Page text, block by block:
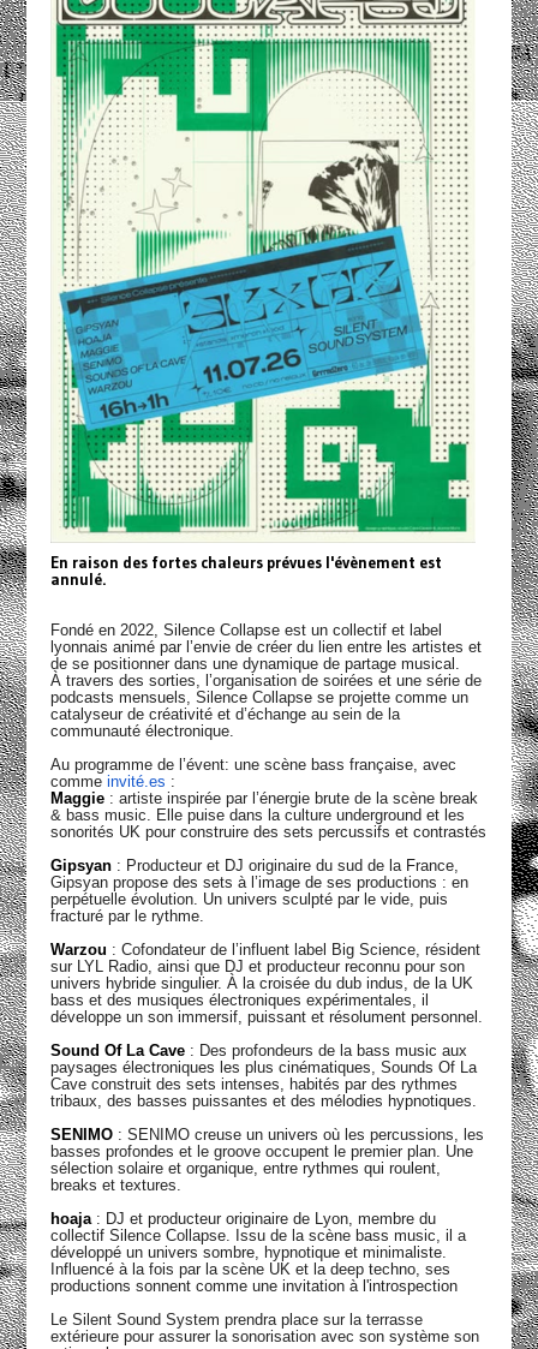
En raison des fortes chaleurs prévues l'évènement est
annulé.
Fondé en 2022, Silence Collapse est un collectif et label
lyonnais animé par l’envie de créer du lien entre les artistes et
de se positionner dans une dynamique de partage musical.
À travers des sorties, l’organisation de soirées et une série de
podcasts mensuels, Silence Collapse se projette comme un
catalyseur de créativité et d’échange au sein de la
communauté électronique.
Au programme de l’évent: une scène bass française, avec
comme invité.es :
Maggie : artiste inspirée par l’énergie brute de la scène break
& bass music. Elle puise dans la culture underground et les
sonorités UK pour construire des sets percussifs et contrastés
Gipsyan: Producteur et DJ originaire du sud de la France,
Gipsyan propose des sets à l’image de ses productions : en
perpétuelle évolution. Un univers sculpté par le vide, puis
fracturé par le rythme.
Warzou : Cofondateur de l’influent label Big Science, résident
sur LYL Radio, ainsi que DJ et producteur reconnu pour son
univers hybride singulier. À la croisée du dub indus, de la UK
bass et des musiques électroniques expérimentales, il
développe un son immersif, puissant et résolument personnel.
Sound Of La Cave : Des profondeurs de la bass music aux
paysages électroniques les plus cinématiques, Sounds Of La
Cave construit des sets intenses, habités par des rythmes
tribaux, des basses puissantes et des mélodies hypnotiques.
SENIMO: SENIMO creuse un univers où les percussions, les
basses profondes et le groove occupent le premier plan. Une
sélection solaire et organique, entre rythmes qui roulent,
breaks et textures.
hoaja: DJ et producteur originaire de Lyon, membre du
collectif Silence Collapse. Issu de la scène bass music, il a
développé un univers sombre, hypnotique et minimaliste.
Influencé à la fois par la scène UK et la deep techno, ses
productions sonnent comme une invitation à l'introspection
Le Silent Sound System prendra place sur la terrasse
extérieure pour assurer la sonorisation avec son système son